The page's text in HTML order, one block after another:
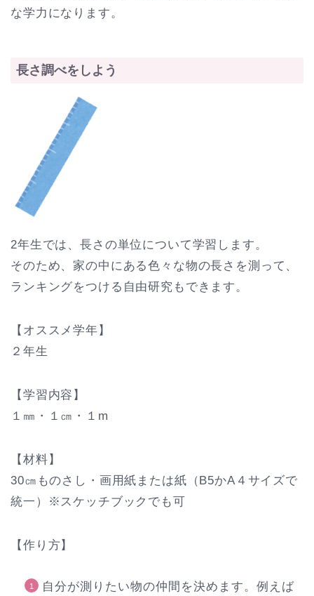
な学力になります。
長さ調べをしよう
2年生では、長さの単位について学習します。
そのため、家の中にある色々な物の長さを測って、
ランキングをつける自由研究もできます。
【オススメ学年】
２年生
【学習内容】
１㎜・１㎝・１m
【材料】
30㎝ものさし・画用紙または紙（B5かA４サイズで
統一）※スケッチブックでも可
【作り方】
自分が測りたい物の仲間を決めます。例えば